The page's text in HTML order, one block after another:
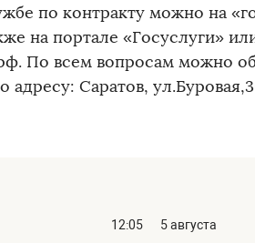
по контракту можно на
на портале «Госуслуги»
️По всем вопросам можно
адресу: Саратов,
12:05
5 августа